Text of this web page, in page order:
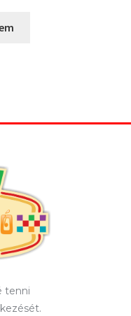
tenni